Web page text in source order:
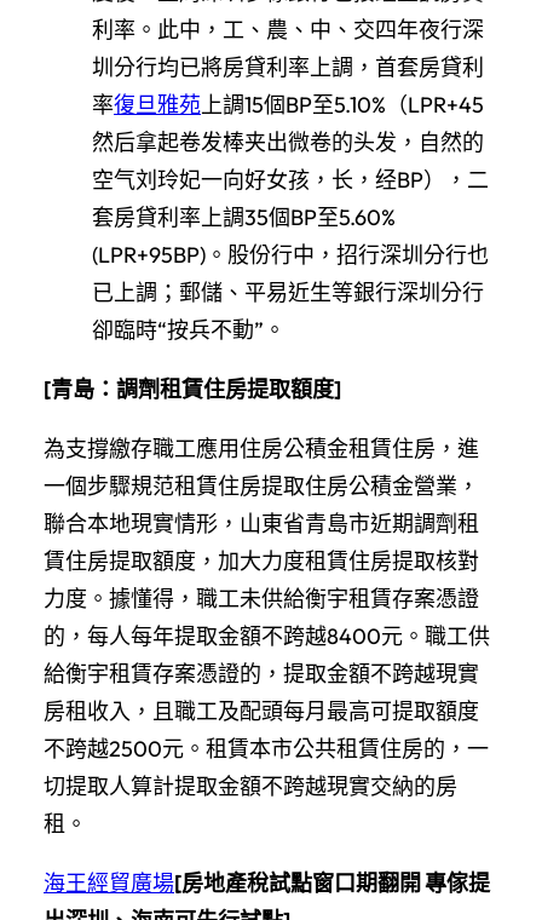
利率。此中，工、農、中、交四年夜行深
圳分行均已將房貸利率上調，首套房貸利
率復旦雅苑上調15個BP至5.10%（LPR+45
然后拿起卷发棒夹出微卷的头发，自然的
空气刘玲妃一向好女孩，长，经BP），二
套房貸利率上調35個BP至5.60%
(LPR+95BP)。股份行中，招行深圳分行也
已上調；郵儲、平易近生等銀行深圳分行
卻臨時“按兵不動”。
[青島：調劑租賃住房提取額度]
為支撐繳存職工應用住房公積金租賃住房，進
一個步驟規范租賃住房提取住房公積金營業，
聯合本地現實情形，山東省青島市近期調劑租
賃住房提取額度，加大力度租賃住房提取核對
力度。據懂得，職工未供給衡宇租賃存案憑證
的，每人每年提取金額不跨越8400元。職工供
給衡宇租賃存案憑證的，提取金額不跨越現實
房租收入，且職工及配頭每月最高可提取額度
不跨越2500元。租賃本市公共租賃住房的，一
切提取人算計提取金額不跨越現實交納的房
租。
海王經貿廣場[房地產稅試點窗口期翻開 專傢提